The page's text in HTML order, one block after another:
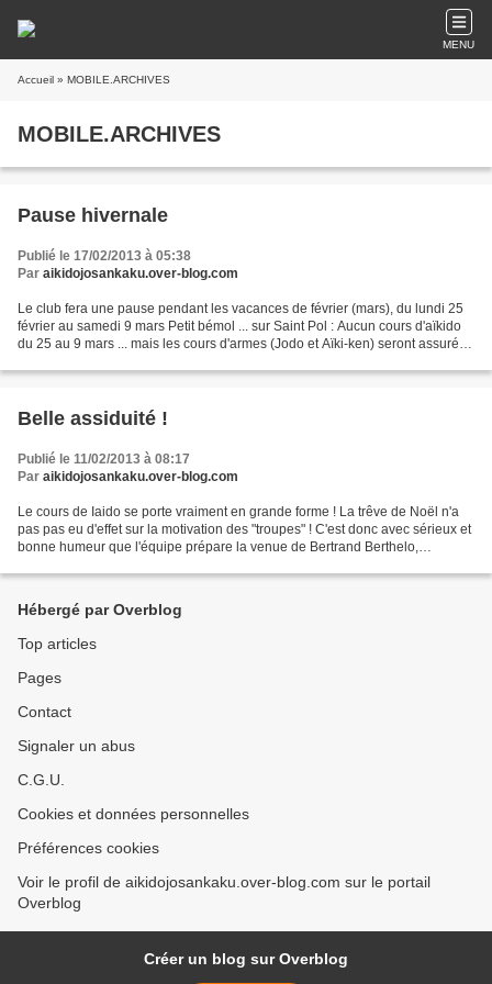
MENU
Accueil » MOBILE.ARCHIVES
MOBILE.ARCHIVES
Pause hivernale
Publié le 17/02/2013 à 05:38
Par aikidojosankaku.over-blog.com
Le club fera une pause pendant les vacances de février (mars), du lundi 25
février au samedi 9 mars Petit bémol ... sur Saint Pol : Aucun cours d'aïkido
du 25 au 9 mars ... mais les cours d'armes (Jodo et Aïki-ken) seront assurés
Belle assiduité !
Publié le 11/02/2013 à 08:17
Par aikidojosankaku.over-blog.com
Le cours de Iaido se porte vraiment en grande forme ! La trêve de Noël n'a
pas pas eu d'effet sur la motivation des "troupes" ! C'est donc avec sérieux et
bonne humeur que l'équipe prépare la venue de Bertrand Berthelo,
Hébergé par Overblog
Top articles
Pages
Contact
Signaler un abus
C.G.U.
Cookies et données personnelles
Préférences cookies
Voir le profil de aikidojosankaku.over-blog.com sur le portail
Overblog
Créer un blog sur Overblog